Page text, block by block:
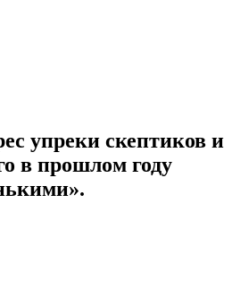
упреки скептиков и
в прошлом году